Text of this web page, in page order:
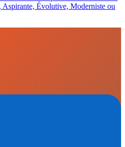
Aspirante, Évolutive, Moderniste ou